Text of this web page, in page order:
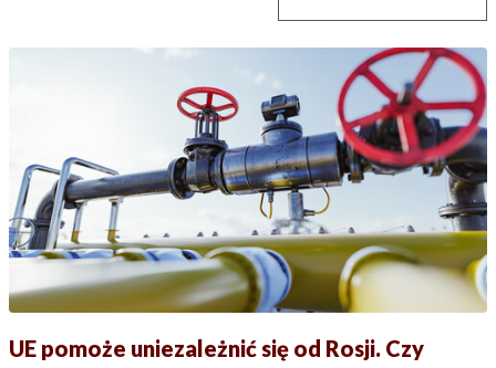
UE pomoże uniezależnić się od Rosji. Czy